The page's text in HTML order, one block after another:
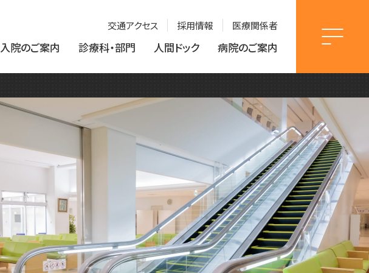
交通アクセス 採用情報 医療関係者
入院のご案内 診療科・部門 人間ドック 病院のご案内